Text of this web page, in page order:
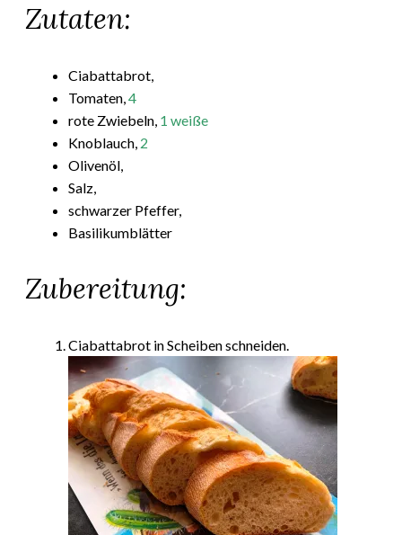
Zutaten:
Ciabattabrot,
Tomaten,4
rote Zwiebeln, 1 weiße
Knoblauch, 2
Olivenöl,
Salz,
schwarzer Pfeffer,
Basilikumblätter
Zubereitung:
Ciabattabrot in Scheiben schneiden.